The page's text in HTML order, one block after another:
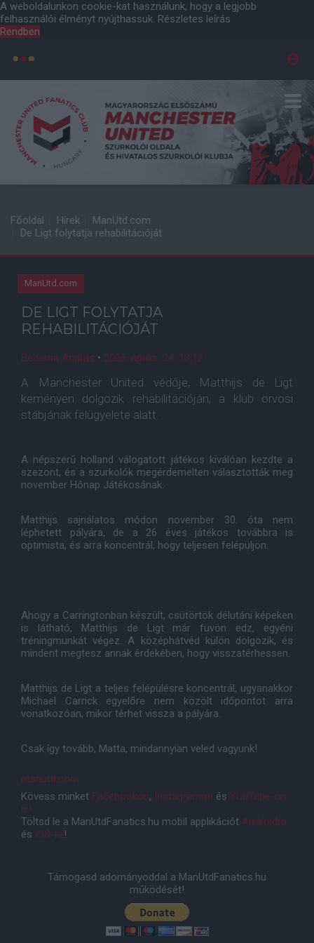
A weboldalunkon cookie-kat használunk, hogy a legjobb
felhasználói élményt nyújthassuk. Részletes leírás
Rendben
Főoldal Hírek
ManUtd.com
De Ligt folytatja rehabilitációját
ManUtd.com
DE LIGT FOLYTATJA
REHABILITÁCIÓJÁT
Bederna András • 2026. április. 24. 13:12
A Manchester United védője, Matthijs de Ligt
keményen dolgozik rehabilitációján, a klub orvosi
stábjának felügyelete alatt.
A népszerű holland válogatott játékos kiválóan kezdte a
szezont, és a szurkolók megérdemelten választották meg
november Hónap Játékosának.
Matthijs sajnálatos módon november 30. óta nem
léphetett pályára, de a 26 éves játékos továbbra is
optimista, és arra koncentrál, hogy teljesen felépüljön.
Ahogy a Carringtonban készült, csütörtök délutáni képeken
is látható, Matthijs de Ligt már füvön edz, egyéni
tréningmunkát végez. A középhátvéd külön dolgozik, és
mindent megtesz annak érdekében, hogy visszatérhessen.
Matthijs de Ligt a teljes felépülésre koncentrál, ugyanakkor
Michael Carrick egyelőre nem közölt időpontot arra
vonatkozóan, mikor térhet vissza a pályára.
Csak így tovább, Matta, mindannyian veled vagyunk!
manutd.com
Kövess minket Facebookon, Instagramon és YouTube-on
is!
Töltsd le a ManUtdFanatics.hu mobil applikációt Androidra
és iOS-re!
Támogasd adományoddal a ManUtdFanatics.hu
működését!